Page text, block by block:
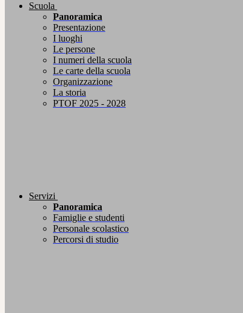
Scuola
Panoramica
Presentazione
I luoghi
Le persone
I numeri della scuola
Le carte della scuola
Organizzazione
La storia
PTOF 2025 - 2028
Servizi
Panoramica
Famiglie e studenti
Personale scolastico
Percorsi di studio